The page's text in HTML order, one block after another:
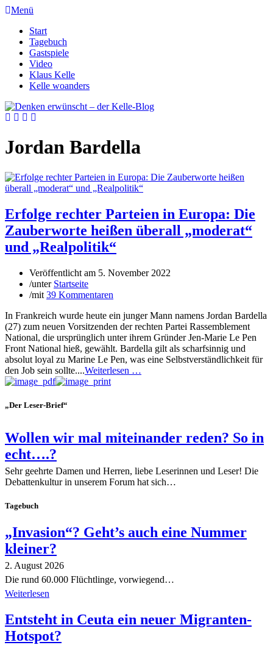
Menü
Start
Tagebuch
Gastspiele
Video
Klaus Kelle
Kelle woanders
Jordan Bardella
Erfolge rechter Parteien in Europa: Die
Zauberworte heißen überall „moderat“
und „Realpolitik“
Veröffentlicht am 5. November 2022
/unter Startseite
/mit 39 Kommentaren
In Frankreich wurde heute ein junger Mann namens Jordan Bardella
(27) zum neuen Vorsitzenden der rechten Partei Rassemblement
National, die ursprünglich unter ihrem Gründer Jen-Marie Le Pen
Front National hieß, gewählt. Bardella gilt als scharfsinnig und
absolut loyal zu Marine Le Pen, was eine Selbstverständlichkeit für
den Job sein sollte....Weiterlesen …
„Der Leser-Brief“
Wollen wir mal miteinander reden? So in
echt….?
Sehr geehrte Damen und Herren, liebe Leserinnen und Leser! Die
Debattenkultur in unserem Forum hat sich…
Tagebuch
„Invasion“? Geht’s auch eine Nummer
kleiner?
2. August 2026
Die rund 60.000 Flüchtlinge, vorwiegend…
Weiterlesen
Entsteht in Ceuta ein neuer Migranten-
Hotspot?